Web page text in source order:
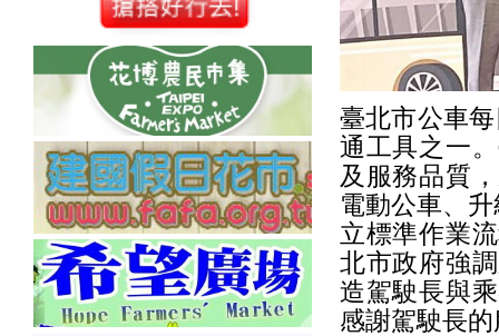
臺北市公車
通工具之一
及服務品質
電動公車、
立標準作業
北市政府強
造駕駛長與
感謝駕駛長